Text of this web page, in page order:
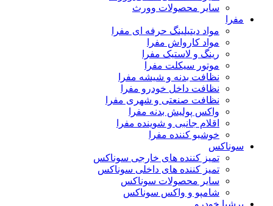
سایر محصولات وورث
مفرا
مواد دیتیلینگ حرفه ای مفرا
مواد کارواش مفرا
رینگ و لاستیک مفرا
موتور سیکلت مفرا
نظافت بدنه و شیشه مفرا
نظافت داخل خودرو مفرا
نظافت صنعتی و شهری مفرا
واکس پولیش بدنه مفرا
اقلام جانبی و شوینده مفرا
خوشبو کننده مفرا
سوناکس
تمیز کننده های خارجی سوناکس
تمیز کننده های داخلی سوناکس
سایر محصولات سوناکس
شامپو و واکس سوناکس
پرشیا خودرو